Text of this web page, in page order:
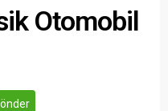
Otomobil